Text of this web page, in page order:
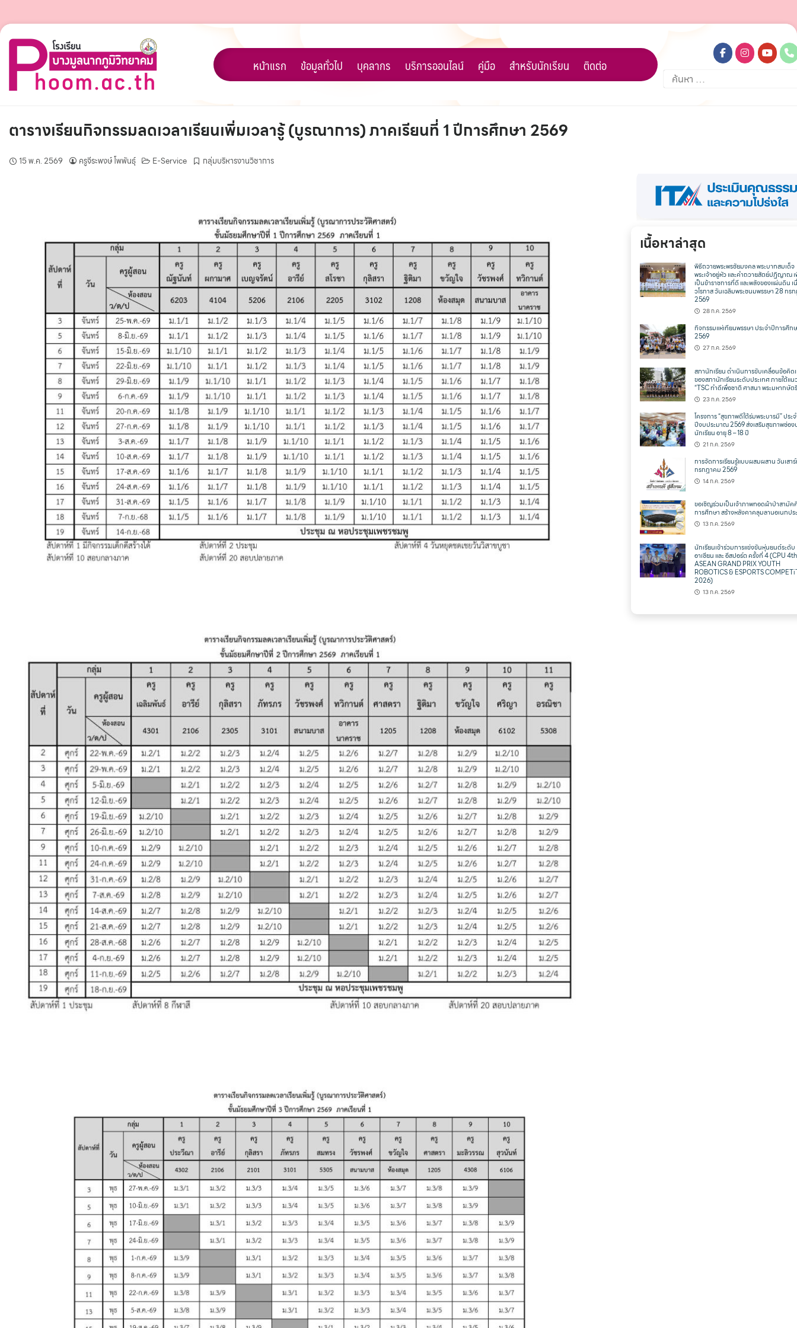
Skip
content
หน้าแรก ข้อมูลทั่วไป บุคลากร บริการออนไลน์ คู่มือ สำหรับนักเรียน ติดต่อ
ค้นหา
สำหรับ:
ตารางเรียนกิจกรรมลดเวลาเรียนเพิ่มเวลารู้ (บูรณาการ) ภาคเรียนที่ 1 ปีการศึกษา 2569
15 พ.ค. 2569 ครูจีระพงษ์ โพพันธุ์ E-Service กลุ่มบริหารงานวิชาการ
เนื้อหาล่าสุด
พิธีถวายพระพรชัยมงคล พระบาทสมเด็จ
พระเจ้าอยู่หัว และคำถวายสัตย์ปฏิญาณ
เป็นข้าราชการที่ดี และพลังของแผ่นดิน เ
วโรกาส วันเฉลิมพระชนมพรรษา 28 กร
2569
28 ก.ค. 2569
กิจกรรมแห่เทียนพรรษา ประจำปีการศึก
2569
27 ก.ค. 2569
สภานักเรียน ดำเนินการขับเคลื่อนข้อคิด
ของสภานักเรียนระดับประเทศ ภายใต้แ
“TSC ทำดีเพื่อชาติ ศาสนา พระมหากษัต
23 ก.ค. 2569
โครงการ “สุขภาพดีใต้ร่มพระบารมี” ประ
ปีงบประมาณ 2569 ส่งเสริมสุขภาพช่อง
นักเรียน อายุ 8 – 18 ปี
21 ก.ค. 2569
การจัดการเรียนรู้แบบผสมผสาน วันเสา
กรกฎาคม 2569
14 ก.ค. 2569
ขอเชิญร่วมเป็นเจ้าภาพทอดผ้าป่าสามัค
การศึกษา สร้างหลังคาคลุมลานอเนกปร
13 ก.ค. 2569
นักเรียนเข้าร่วมการแข่งขันหุ่นยนต์ระดับ
อาเซียน และ อีสปอร์ต ครั้งที่ 4 (CPU 4th
ASEAN GRAND PRIX YOUTH
ROBOTICS & ESPORTS
2026)
13 ก.ค. 2569